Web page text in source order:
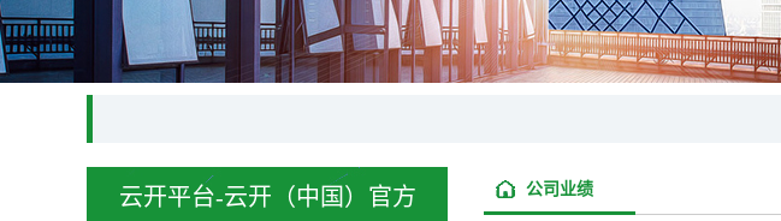
云开平台-云开（中国）官方 公司业绩